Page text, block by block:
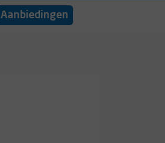
Aanbiedingen